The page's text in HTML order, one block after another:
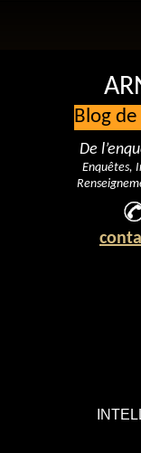
Blog
De
Enquêtes,